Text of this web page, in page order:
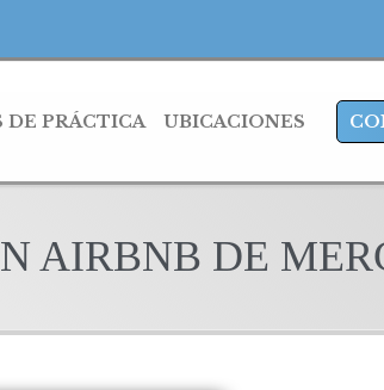
DE PRÁCTICA UBICACIONES
AIRBNB DE